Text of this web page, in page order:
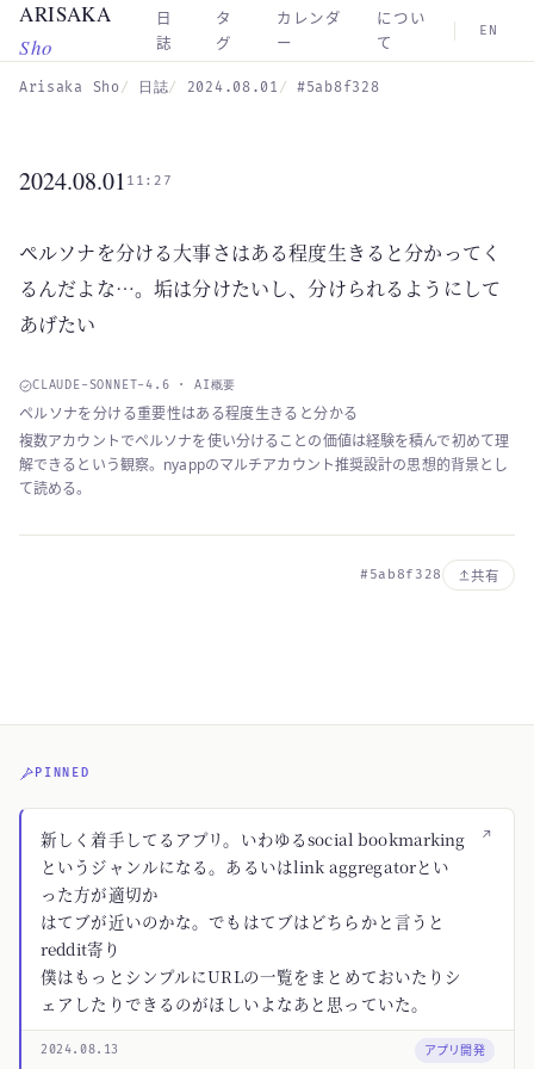
Skip to main content
ARISAKA
Sho
日
誌
タ
グ
カレンダ
ー
につい
て
EN
Arisaka Sho 日誌 2024.08.01 #5ab8f328
2024.08.01 11:27
ペルソナを分ける大事さはある程度生きると分かってく
るんだよな…。垢は分けたいし、分けられるようにして
あげたい
CLAUDE-SONNET-4.6 · AI概要
ペルソナを分ける重要性はある程度生きると分かる
複数アカウントでペルソナを使い分けることの価値は経験を積んで初めて理
解できるという観察。nyappのマルチアカウント推奨設計の思想的背景とし
て読める。
#5ab8f328 共有
PINNED
↗
新しく着手してるアプリ。いわゆるsocial bookmarking
というジャンルになる。あるいはlink aggregatorとい
った方が適切か
はてブが近いのかな。でもはてブはどちらかと言うと
reddit寄り
僕はもっとシンプルにURLの一覧をまとめておいたりシ
ェアしたりできるのがほしいよなあと思っていた。
2024.08.13 アプリ開発